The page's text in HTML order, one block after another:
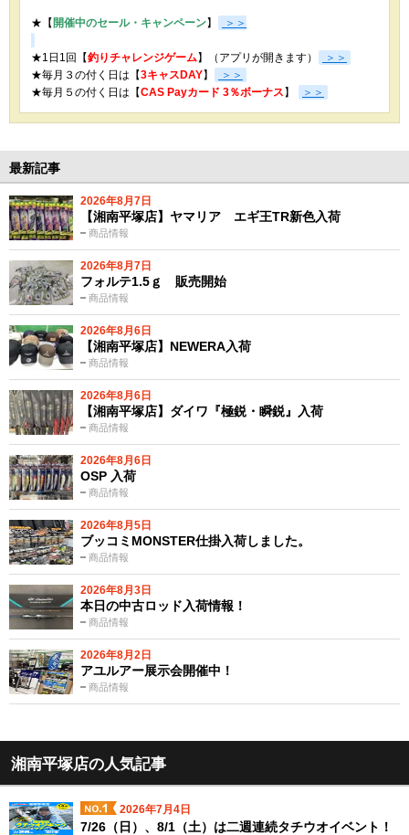
★【 開催中のセール・キャンペーン】 ＞＞
★1日1回【釣りチャレンジゲーム】（アプリが開きます）
＞＞
★毎月３の付く日は【3キャスDAY】
＞＞
★毎月５の付く日は【CAS Payカード 3％ボーナス 】 ＞＞
最新記事
2026年8月7日
商品情報
【湘南平塚店】ヤマリア エギ王TR新色入荷
2026年8月7日
商品情報
フォルテ1.5ｇ 販売開始
2026年8月6日
商品情報
【湘南平塚店】NEWERA入荷
2026年8月6日
商品情報
【湘南平塚店】ダイワ『極鋭・瞬鋭』入荷
2026年8月6日
商品情報
OSP 入荷
2026年8月5日
商品情報
ブッコミMONSTER仕掛入荷しました。
2026年8月3日
商品情報
本日の中古ロッド入荷情報！
2026年8月2日
商品情報
アユルアー展示会開催中！
湘南平塚店の人気記事
2026年7月4日
7/26（日）、8/1（土）は二週連続タチウオイベント！